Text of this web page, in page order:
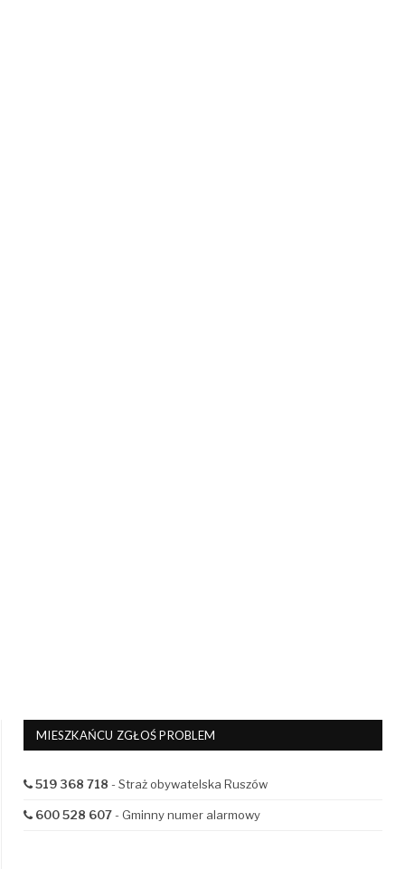
MIESZKAŃCU ZGŁOŚ PROBLEM
519 368 718 - Straż obywatelska Ruszów
600 528 607- Gminny numer alarmowy